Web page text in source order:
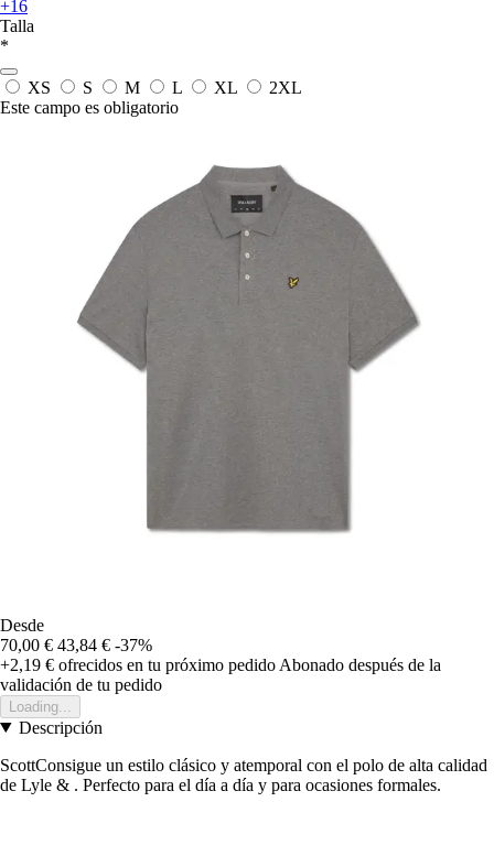
+16
Talla
*
XS S M L XL
2XL
Este campo es obligatorio
Desde
70,00 € 43,84 € -37%
+2,19 € ofrecidos en tu próximo pedido Abonado después de la
validación de tu pedido
Loading...
Descripción
ScottConsigue un estilo clásico y atemporal con el polo de alta calidad
de Lyle & . Perfecto para el día a día y para ocasiones formales.